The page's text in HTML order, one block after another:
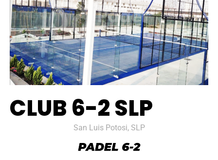
CLUB 6-2 SLP
San Luis Potosi, SLP